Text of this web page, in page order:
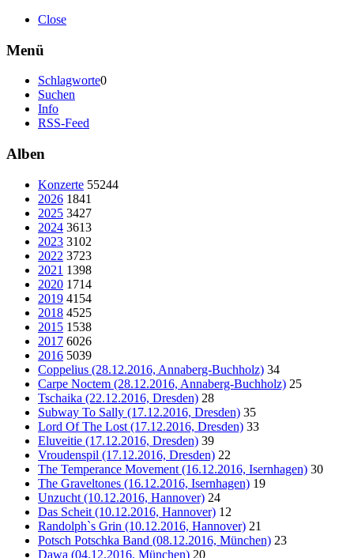
Close
Menü
Schlagworte0
Suchen
Info
RSS-Feed
Alben
Konzerte 55244
2026 1841
2025 3427
2024 3613
2023 3102
2022 3723
2021 1398
2020 1714
2019 4154
2018 4525
2015 1538
2017 6026
2016 5039
Coppelius (28.12.2016, Annaberg-Buchholz) 34
Carpe Noctem (28.12.2016, Annaberg-Buchholz) 25
Tschaika (22.12.2016, Dresden) 28
Subway To Sally (17.12.2016, Dresden) 35
Lord Of The Lost (17.12.2016, Dresden) 33
Eluveitie (17.12.2016, Dresden) 39
Vroudenspil (17.12.2016, Dresden) 22
The Temperance Movement (16.12.2016, Isernhagen) 30
The Graveltones (16.12.2016, Isernhagen) 19
Unzucht (10.12.2016, Hannover) 24
Das Scheit (10.12.2016, Hannover) 12
Randolph`s Grin (10.12.2016, Hannover) 21
Potsch Potschka Band (08.12.2016, München) 23
Dawa (04.12.2016, München) 20